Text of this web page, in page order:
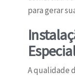
para gerar
A qualidade